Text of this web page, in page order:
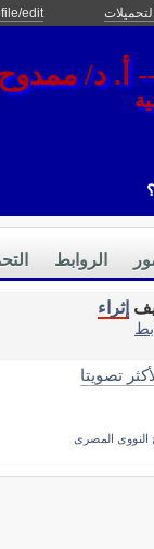
التحميلات edit
الروابط
إثراء
تصويتا
النووى المصرى